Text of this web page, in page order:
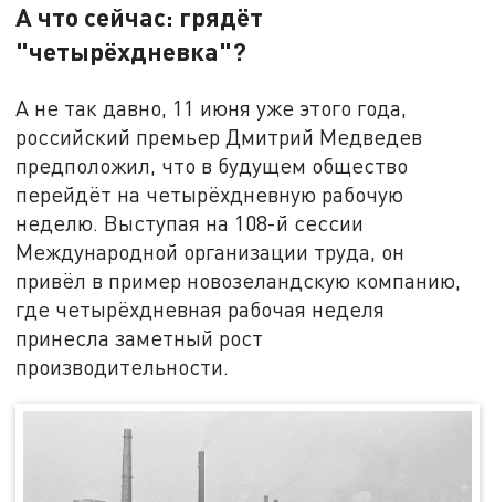
А что сейчас: грядёт
"четырёхдневка"?
А не так давно, 11 июня уже этого года,
российский премьер Дмитрий Медведев
предположил, что в будущем общество
перейдёт на четырёхдневную рабочую
неделю. Выступая на 108-й сессии
Международной организации труда, он
привёл в пример новозеландскую компанию,
где четырёхдневная рабочая неделя
принесла заметный рост
производительности.